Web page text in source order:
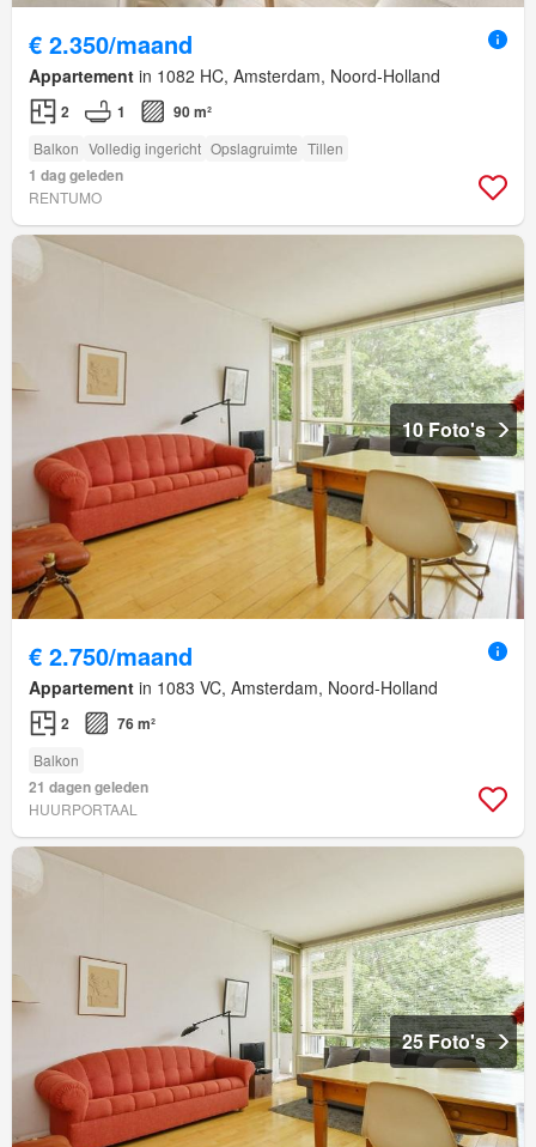
€ 2.350/maand
Appartement in 1082 HC, Amsterdam, Noord-Holland
2 1 90 m²
Balkon Volledig ingericht Opslagruimte Tillen
1 dag geleden
RENTUMO
10 Foto's
€ 2.750/maand
Appartement in 1083 VC, Amsterdam, Noord-Holland
2 76 m²
Balkon
21 dagen geleden
HUURPORTAAL
25 Foto's